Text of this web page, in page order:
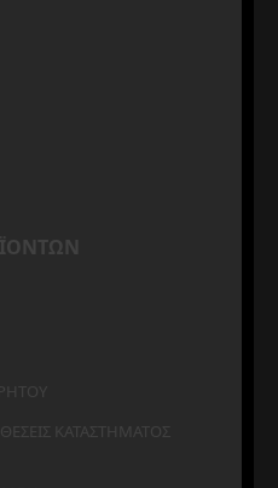
ΚΑΤΑΣΤΗΜΑΤΟΣ